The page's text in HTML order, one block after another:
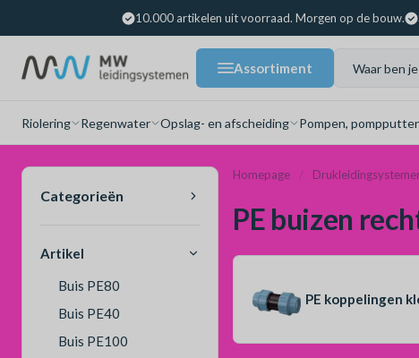
10.000 artikelen uit voorraad. Morgen op de bouw.
Assortiment
Riolering Regenwater Opslag- en afscheiding Pompen,
Categorieën
Artikel
Buis PE80
Buis PE40
Buis PE100
Homepage
PE buizen
PE koppelingen